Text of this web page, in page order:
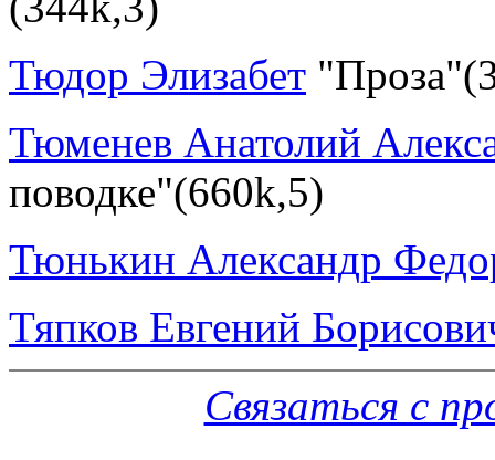
Тюдор Элизабет
Тюменев Анатолий
поводке"(660k,5)
Тюнькин Александр
Тяпков Евгений
Связаться с